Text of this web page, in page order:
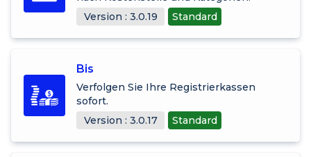
Version : 3.0.19
Standard
Bis
Verfolgen Sie Ihre Registrierkassen
sofort.
Version : 3.0.17
Standard